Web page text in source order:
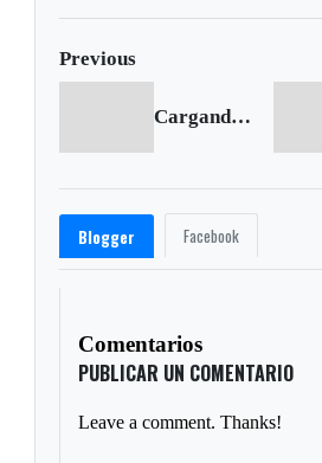
Previous
Cargando anterior...
Blogger Facebook
Comentarios
PUBLICAR UN COMENTARIO
Leave a comment. Thanks!